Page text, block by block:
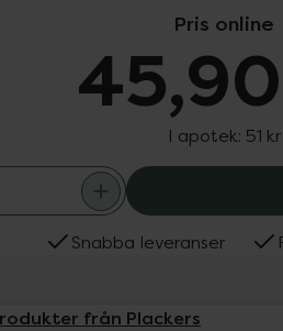
Pris online
I apotek: 51 kr
Snabba leveranser
från Plackers